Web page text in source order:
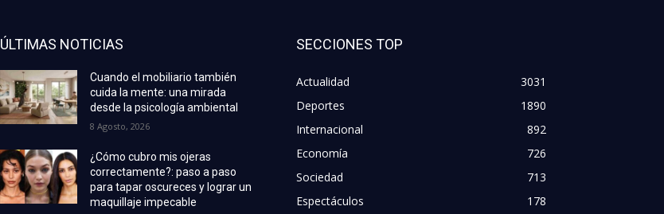
ÚLTIMAS NOTICIAS
Cuando el mobiliario también
cuida la mente: una mirada
desde la psicología ambiental
8 Agosto, 2026
¿Cómo cubro mis ojeras
correctamente?: paso a paso
para tapar oscureces y lograr un
maquillaje impecable
SECCIONES TOP
Actualidad
3031
Deportes
1890
Internacional
892
Economía
726
Sociedad
713
Espectáculos
178